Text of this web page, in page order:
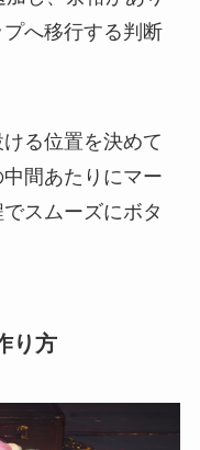
へ移行する判断
る位置を決めて
間あたりにマー
スムーズにボタ
り方